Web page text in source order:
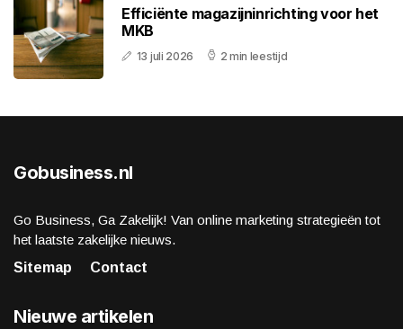
Efficiënte magazijninrichting voor het
MKB
13 juli 2026 2 min leestijd
Gobusiness.nl
Go Business, Ga Zakelijk! Van online marketing strategieën tot
het laatste zakelijke nieuws.
Sitemap
Contact
Nieuwe artikelen